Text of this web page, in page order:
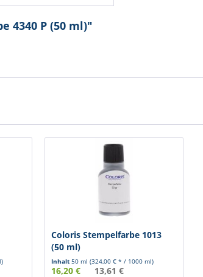
4340 P (50 ml)"
Coloris Stempelfarbe 1013
(50 ml)
Inhalt50 ml(324,00 € * / 1000 ml)
16,20 € 13,61 €